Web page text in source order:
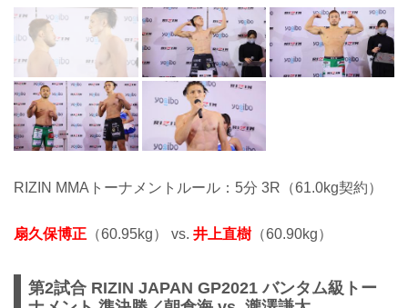
RIZIN MMAトーナメントルール：5分 3R（61.0kg契約）
扇久保博正 （60.95kg） vs. 井上直樹 （60.90kg）
第2試合 RIZIN JAPAN GP2021 バンタム級トー